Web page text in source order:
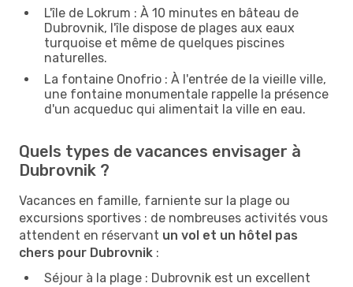
L'île de Lokrum : À 10 minutes en bâteau de
Dubrovnik, l'île dispose de plages aux eaux
turquoise et même de quelques piscines
naturelles.
La fontaine Onofrio : À l'entrée de la vieille ville,
une fontaine monumentale rappelle la présence
d'un acqueduc qui alimentait la ville en eau.
Quels types de vacances envisager à
Dubrovnik ?
Vacances en famille, farniente sur la plage ou
excursions sportives : de nombreuses activités vous
attendent en réservant un vol et un hôtel pas
chers pour Dubrovnik :
Séjour à la plage : Dubrovnik est un excellent